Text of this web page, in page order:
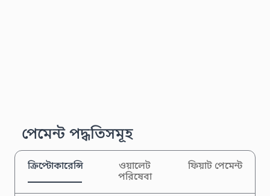
পেমেন্ট পদ্ধতিসমূহ
ক্রিপ্টোকারেন্সি
ওয়ালেট
পরিষেবা
ফিয়াট পেমেন্ট